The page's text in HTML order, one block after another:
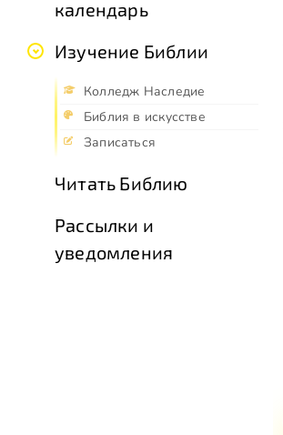
календарь
Изучение Библии
Колледж Наследие
Библия в искусстве
Записаться
Читать Библию
Рассылки и
уведомления